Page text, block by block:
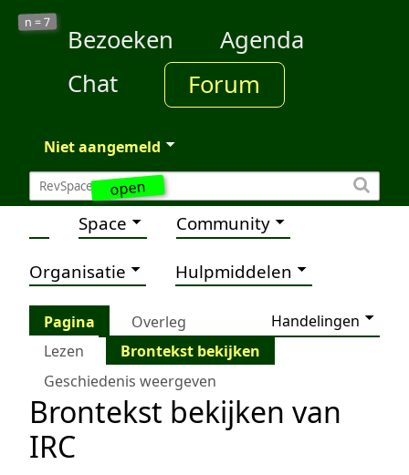
open
n =7
Bezoeken
Agenda
Chat
Forum
Niet aangemeld
Space Community
Organisatie Hulpmiddelen
Pagina Overleg
Handelingen
Lezen
Brontekst bekijken
Geschiedenis weergeven
Brontekst bekijken van
IRC